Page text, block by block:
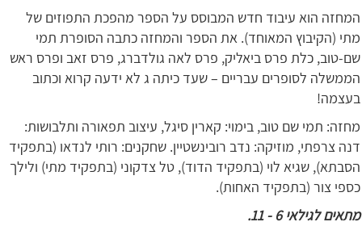
המחזה הוא עיבוד חדש המבוסס על הספר מהפכת התפוזים של
מתי (הקיבוץ המאוחד). את הספר והמחזה כתבה הסופרת תמי
שם-טוב, כלת פרס ביאליק, פרס לאה גולדברג, פרס זאב ופרס ראש
הממשלה לסופרים עבריים – שעד כיתה ג לא ידעה קרוא וכתוב
בעצמה!
מחזה: תמי שם טוב, בימוי: קארין סיגל, עיצוב תפאורה ותלבושות:
דנה צרפתי, מוזיקה: נדב רובינשטיין. שחקנים: רותי לנדאו (בתפקיד
הסבתא), שגיא לוי (בתפקיד הדוד), טל צדקוני (בתפקיד מתי) ולילך
כספי צור (בתפקיד האחות).
מתאים לגילאי 6 - 11.